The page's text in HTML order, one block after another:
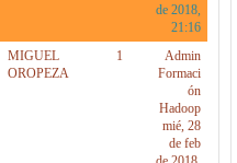
de 2018,
21:16
MIGUEL
OROPEZA
1
Admin
Formaci
ón
Hadoop
mié, 28
de feb